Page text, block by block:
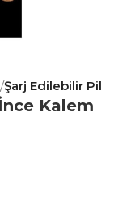
Şarj Edilebilir Pil
Kalem